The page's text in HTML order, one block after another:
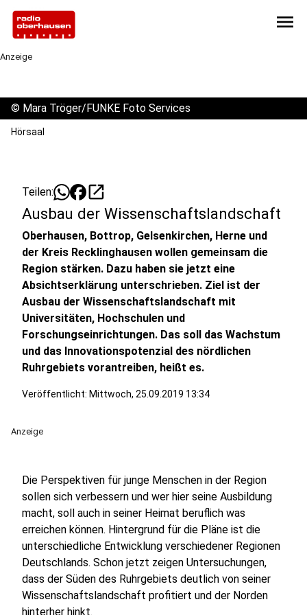
menu
Anzeige
© Mara Tröger/FUNKE Foto Services
Hörsaal
Teilen: open_in_new
Ausbau der Wissenschaftslandschaft
Oberhausen, Bottrop, Gelsenkirchen, Herne und
der Kreis Recklinghausen wollen gemeinsam die
Region stärken. Dazu haben sie jetzt eine
Absichtserklärung unterschrieben. Ziel ist der
Ausbau der Wissenschaftslandschaft mit
Universitäten, Hochschulen und
Forschungseinrichtungen. Das soll das Wachstum
und das Innovationspotenzial des nördlichen
Ruhrgebiets vorantreiben, heißt es.
Veröffentlicht: Mittwoch, 25.09.2019 13:34
Anzeige
Die Perspektiven für junge Menschen in der Region
sollen sich verbessern und wer hier seine Ausbildung
macht, soll auch in seiner Heimat beruflich was
erreichen können. Hintergrund für die Pläne ist die
unterschiedliche Entwicklung verschiedener Regionen
Deutschlands. Schon jetzt zeigen Untersuchungen,
dass der Süden des Ruhrgebiets deutlich von seiner
Wissenschaftslandschaft profitiert und der Norden
hinterher hinkt.